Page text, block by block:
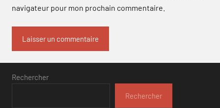
navigateur pour mon prochain commentaire.
Rechercher
Rechercher